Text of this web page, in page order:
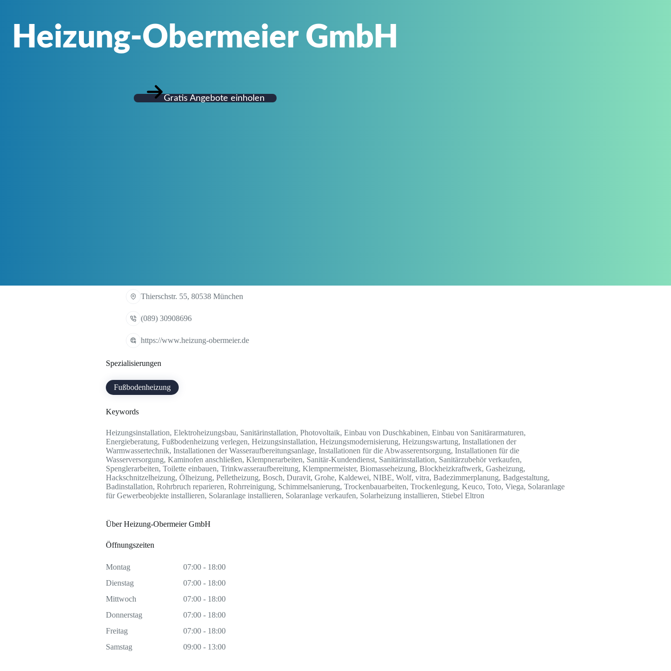
Heizung-Obermeier GmbH
Gratis Angebote einholen
Thierschstr. 55, 80538 München
(089) 30908696
https://www.heizung-obermeier.de
Spezialisierungen
Fußbodenheizung
Keywords
Heizungsinstallation, Elektroheizungsbau, Sanitärinstallation, Photovoltaik, Einbau von Duschkabinen, Einbau von Sanitärarmaturen,
Energieberatung, Fußbodenheizung verlegen, Heizungsinstallation, Heizungsmodernisierung, Heizungswartung, Installationen der
Warmwassertechnik, Installationen der Wasseraufbereitungsanlage, Installationen für die Abwasserentsorgung, Installationen für die
Wasserversorgung, Kaminofen anschließen, Klempnerarbeiten, Sanitär-Kundendienst, Sanitärinstallation, Sanitärzubehör verkaufen,
Spenglerarbeiten, Toilette einbauen, Trinkwasseraufbereitung, Klempnermeister, Biomasseheizung, Blockheizkraftwerk, Gasheizung,
Hackschnitzelheizung, Ölheizung, Pelletheizung, Bosch, Duravit, Grohe, Kaldewei, NIBE, Wolf, vitra, Badezimmerplanung, Badgestaltung,
Badinstallation, Rohrbruch reparieren, Rohrreinigung, Schimmelsanierung, Trockenbauarbeiten, Trockenlegung, Keuco, Toto, Viega, Solaranlage
für Gewerbeobjekte installieren, Solaranlage installieren, Solaranlage verkaufen, Solarheizung installieren, Stiebel Eltron
Über Heizung-Obermeier GmbH
Öffnungszeiten
Montag
07:00 - 18:00
Dienstag
07:00 - 18:00
Mittwoch
07:00 - 18:00
Donnerstag
07:00 - 18:00
Freitag
07:00 - 18:00
Samstag
09:00 - 13:00